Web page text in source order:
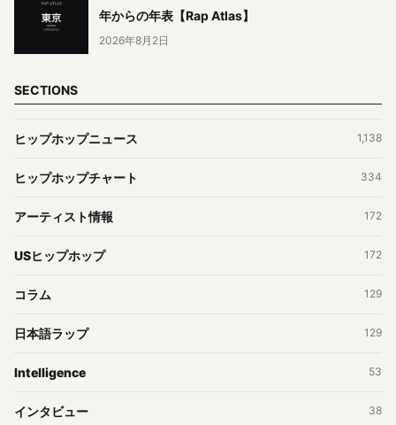
年からの年表【Rap Atlas】
2026年8月2日
SECTIONS
ヒップホップニュース 1,138
ヒップホップチャート 334
アーティスト情報 172
USヒップホップ 172
コラム 129
日本語ラップ 129
Intelligence 53
インタビュー 38